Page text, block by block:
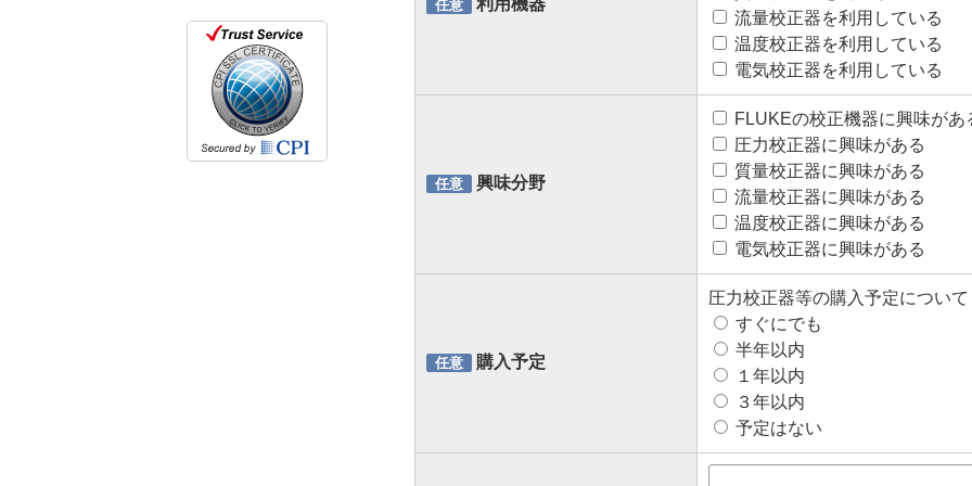
任意 利用機器
流量校正器を利用している
温度校正器を利用している
電気校正器を利用している
任意 興味分野
FLUKEの校正機器に興味があ
圧力校正器に興味がある
質量校正器に興味がある
流量校正器に興味がある
温度校正器に興味がある
電気校正器に興味がある
任意 購入予定
圧力校正器等の購入予定について
すぐにでも
半年以内
１年以内
３年以内
予定はない